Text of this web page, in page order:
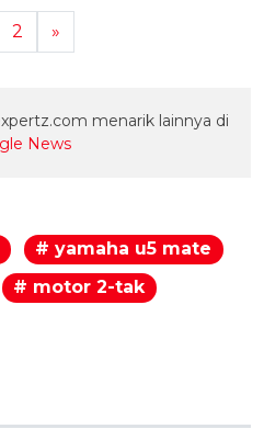
2 »
menarik lainnya di
News
# yamaha u5 mate
# motor 2-tak